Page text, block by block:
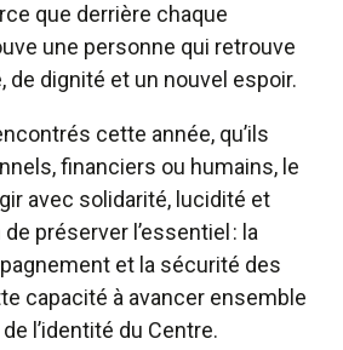
que derrière chaque
une personne qui retrouve
de dignité et un nouvel espoir.
cette année, qu’ils
financiers ou humains, le
avec solidarité, lucidité et
préserver l’essentiel : la
et la sécurité des
capacité à avancer ensemble
l’identité du Centre.